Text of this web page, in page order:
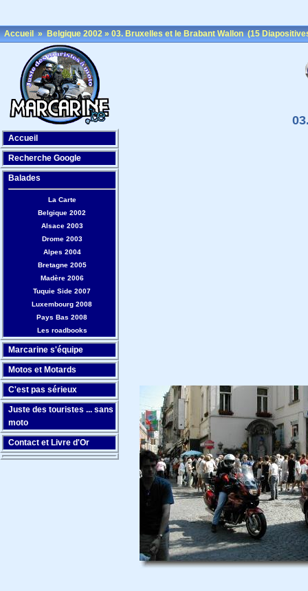
Accueil»Belgique 2002»03. Bruxelles et le Brabant Wallon (15
Accueil
Recherche Google
Balades
La Carte
Belgique 2002
Alsace 2003
Drome 2003
Alpes 2004
Bretagne 2005
Madère 2006
Tuquie Side 2007
Luxembourg 2008
Pays Bas 2008
Les roadbooks
Marcarine s'équipe
Motos et Motards
C'est pas sérieux
Juste des touristes ... sans
moto
Contact et Livre d'Or